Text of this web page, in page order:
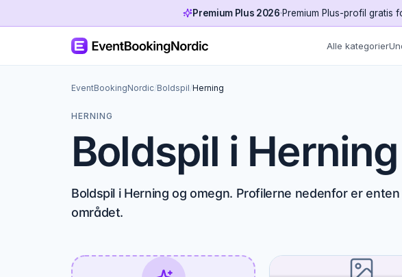
Premium Plus 2026·Premium Plus-profil gratis
Alle kategorier
EventBookingNordic/Boldspil/Herning
HERNING
Boldspil i Herning
Boldspil i Herning og omegn. Profilerne nedenfor er
området.